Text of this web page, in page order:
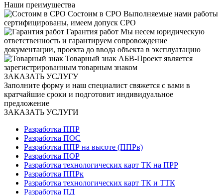
Наши преимущества
Состоим в СРО Выполняемые нами работы
сертифицированы, имеем допуск СРО
Гарантия работ Мы несем юридическую
ответственность и гарантируем сопровождение
документации, проекта до ввода объекта в эксплуатацию
Товарный знак АБВ-Проект является
зарегистрированным товарным знаком
ЗАКАЗАТЬ УСЛУГУ
Заполните форму и наш специалист свяжется с вами в
кратчайшие сроки и подготовит индивидуальное
предложение
ЗАКАЗАТЬ УСЛУГИ
Разработка ППР
Разработка ПОС
Разработка ППР на высоте (ППРв)
Разработка ПОР
Разработка технологических карт ТК на ПРР
Разработка ППРк
Разработка технологических карт ТК и ТТК
Разработка ПД